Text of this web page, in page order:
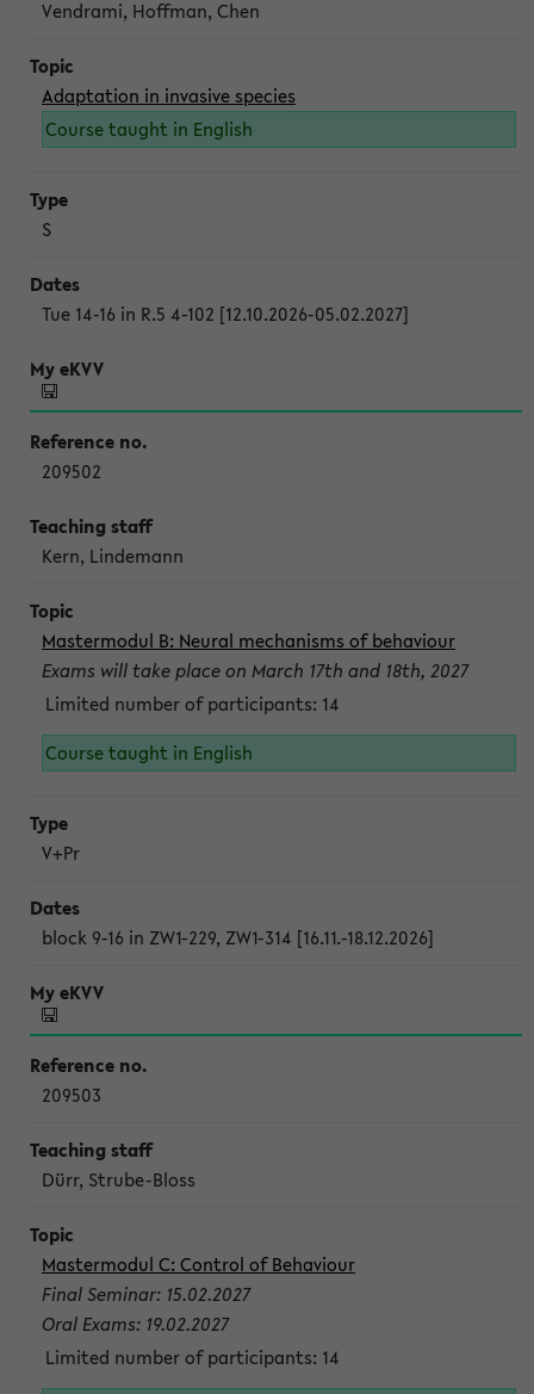
Vendrami, Hoffman, Chen
Adaptation in invasive species
Course taught in English
S
Tue 14-16 in R.5 4-102 [12.10.2026-05.02.2027]
209502
Kern, Lindemann
Mastermodul B: Neural mechanisms of behaviour
Exams will take place on March 17th and 18th, 2027
Limited number of participants: 14
Course taught in English
V+Pr
block 9-16 in ZW1-229, ZW1-314 [16.11.-18.12.2026]
209503
Dürr, Strube-Bloss
Mastermodul C: Control of Behaviour
Final Seminar: 15.02.2027
Oral Exams: 19.02.2027
Limited number of participants: 14